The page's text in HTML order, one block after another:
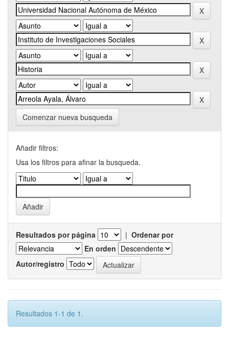
Comenzar nueva busqueda
Añadir filtros:
Usa los filtros para afinar la busqueda.
Resultados por página | Ordenar por
En orden
Autor/registro
Resultados 1-1 de 1.